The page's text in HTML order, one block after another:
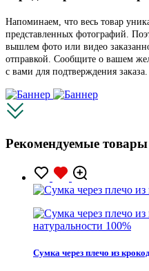
Напоминаем, что весь товар
представленных фотографий.
вышлем фото или видео
отправкой. Сообщите о вашем
с вами для подтверждения заказа.
Рекомендуемые товары
натуральности 100%
Сумка через плечо из